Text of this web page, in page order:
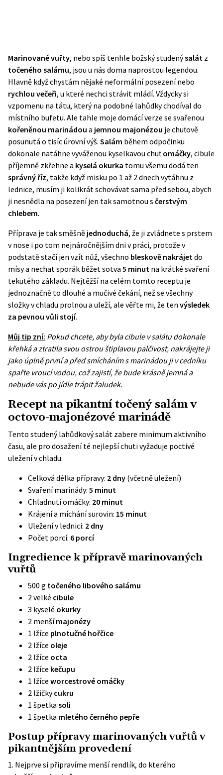
Marinované vuřty, nebo spíš tenhle božský studenýsalát z
točeného salámu, jsou u nás doma naprostou legendou.
Hlavně když chystám nějaké neformální posezení nebo
rychlou večeři, u které nechci strávit mládí. Vždycky si
vzpomenu na tátu, který na podobné lahůdky chodíval do
místního bufetu. Ale tahle moje domácí verze se svařenou
kořeněnou marinádou a jemnou majonézou je chuťově
posunutá o tisíc úrovní výš. Salám během odpočinku
dokonale natáhne vyváženou kyselkavou chuť omáčky, cibule
příjemně zkřehne a kyselá okurka tomu všemu dodá ten
správný říz, takže když misku po 1 až 2 dnech vytáhnu z
lednice, musím ji kolikrát schovávat sama před sebou, abych
ji nesnědla na posezení jen tak samotnou s čerstvým
chlebem.
Příprava je tak směšně jednoduchá, že ji zvládnete s prstem
v nose i po tom nejnáročnějším dni v práci, protože v
podstatě stačí jen vzít nůž, všechno bleskově nakrájetdo
mísy a nechat sporák běžet sotva 5 minut na krátké svaření
tekutého základu. Nejtěžší na celém tomto receptu je
jednoznačně to dlouhé a mučivé čekání, než se všechny
složky v chladu prolnou a uleží, ale věřte mi, že ten výsledek
za pevnou vůli stojí.
Můj tip zní: Pokud chcete, aby byla cibule v salátu dokonale
křehká a ztratila svou ostrou štiplavou palčivost, nakrájejte ji
jako úplně první a před smícháním s marinádou ji v cedníku
spařte vroucí vodou, což zajistí, že bude krásně jemná a
nebude vás po jídle trápit žaludek.
Recept na pikantní točený salám v
octovo-majonézové marinádě
Tento studený lahůdkový salát zabere minimum aktivního
času, ale pro dosažení té nejlepší chuti vyžaduje poctivé
uležení v chladu.
Celková délka přípravy: 2 dny (včetně uležení)
Svaření marinády: 5 minut
Chladnutí omáčky: 20 minut
Krájení a míchání surovin: 15 minut
Uležení v lednici: 2 dny
Počet porcí: 6 porcí
Ingredience k přípravě marinovaných
vuřtů
500 g točeného libového salámu
2 velké cibule
3 kyselé okurky
2 menšímajonézy
1 lžíce plnotučné hořčice
2 lžíce oleje
2 lžíce octa
2 lžíce kečupu
1 lžíce worcestrové omáčky
2 lžičkycukru
1 špetka soli
1 špetka mletého černého pepře
Postup přípravy marinovaných vuřtů v
pikantnějším provedení
1. Nejprve si připravíme menší rendlík, do kterého